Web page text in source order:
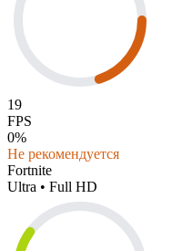
19
FPS
0%
Не рекомендуется
Fortnite
Ultra • Full HD